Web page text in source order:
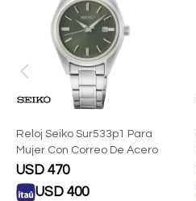
Reloj Seiko Sur533p1 Para
Mujer Con Correo De Acero
USD 470
USD 400